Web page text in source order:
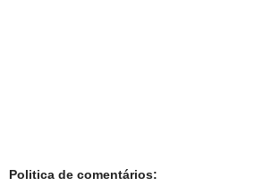
Politica de comentários: